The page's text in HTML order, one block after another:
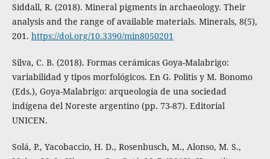
Siddall, R. (2018). Mineral pigments in archaeology. Their
analysis and the range of available materials. Minerals, 8(5),
201. https://doi.org/10.3390/min8050201
Silva, C. B. (2018). Formas cerámicas Goya-Malabrigo:
variabilidad y tipos morfológicos. En G. Politis y M. Bonomo
(Eds.), Goya-Malabrigo: arqueología de una sociedad
indígena del Noreste argentino (pp. 73-87). Editorial
UNICEN.
Solá, P., Yacobaccio, H. D., Rosenbusch, M., Alonso, M. S.,